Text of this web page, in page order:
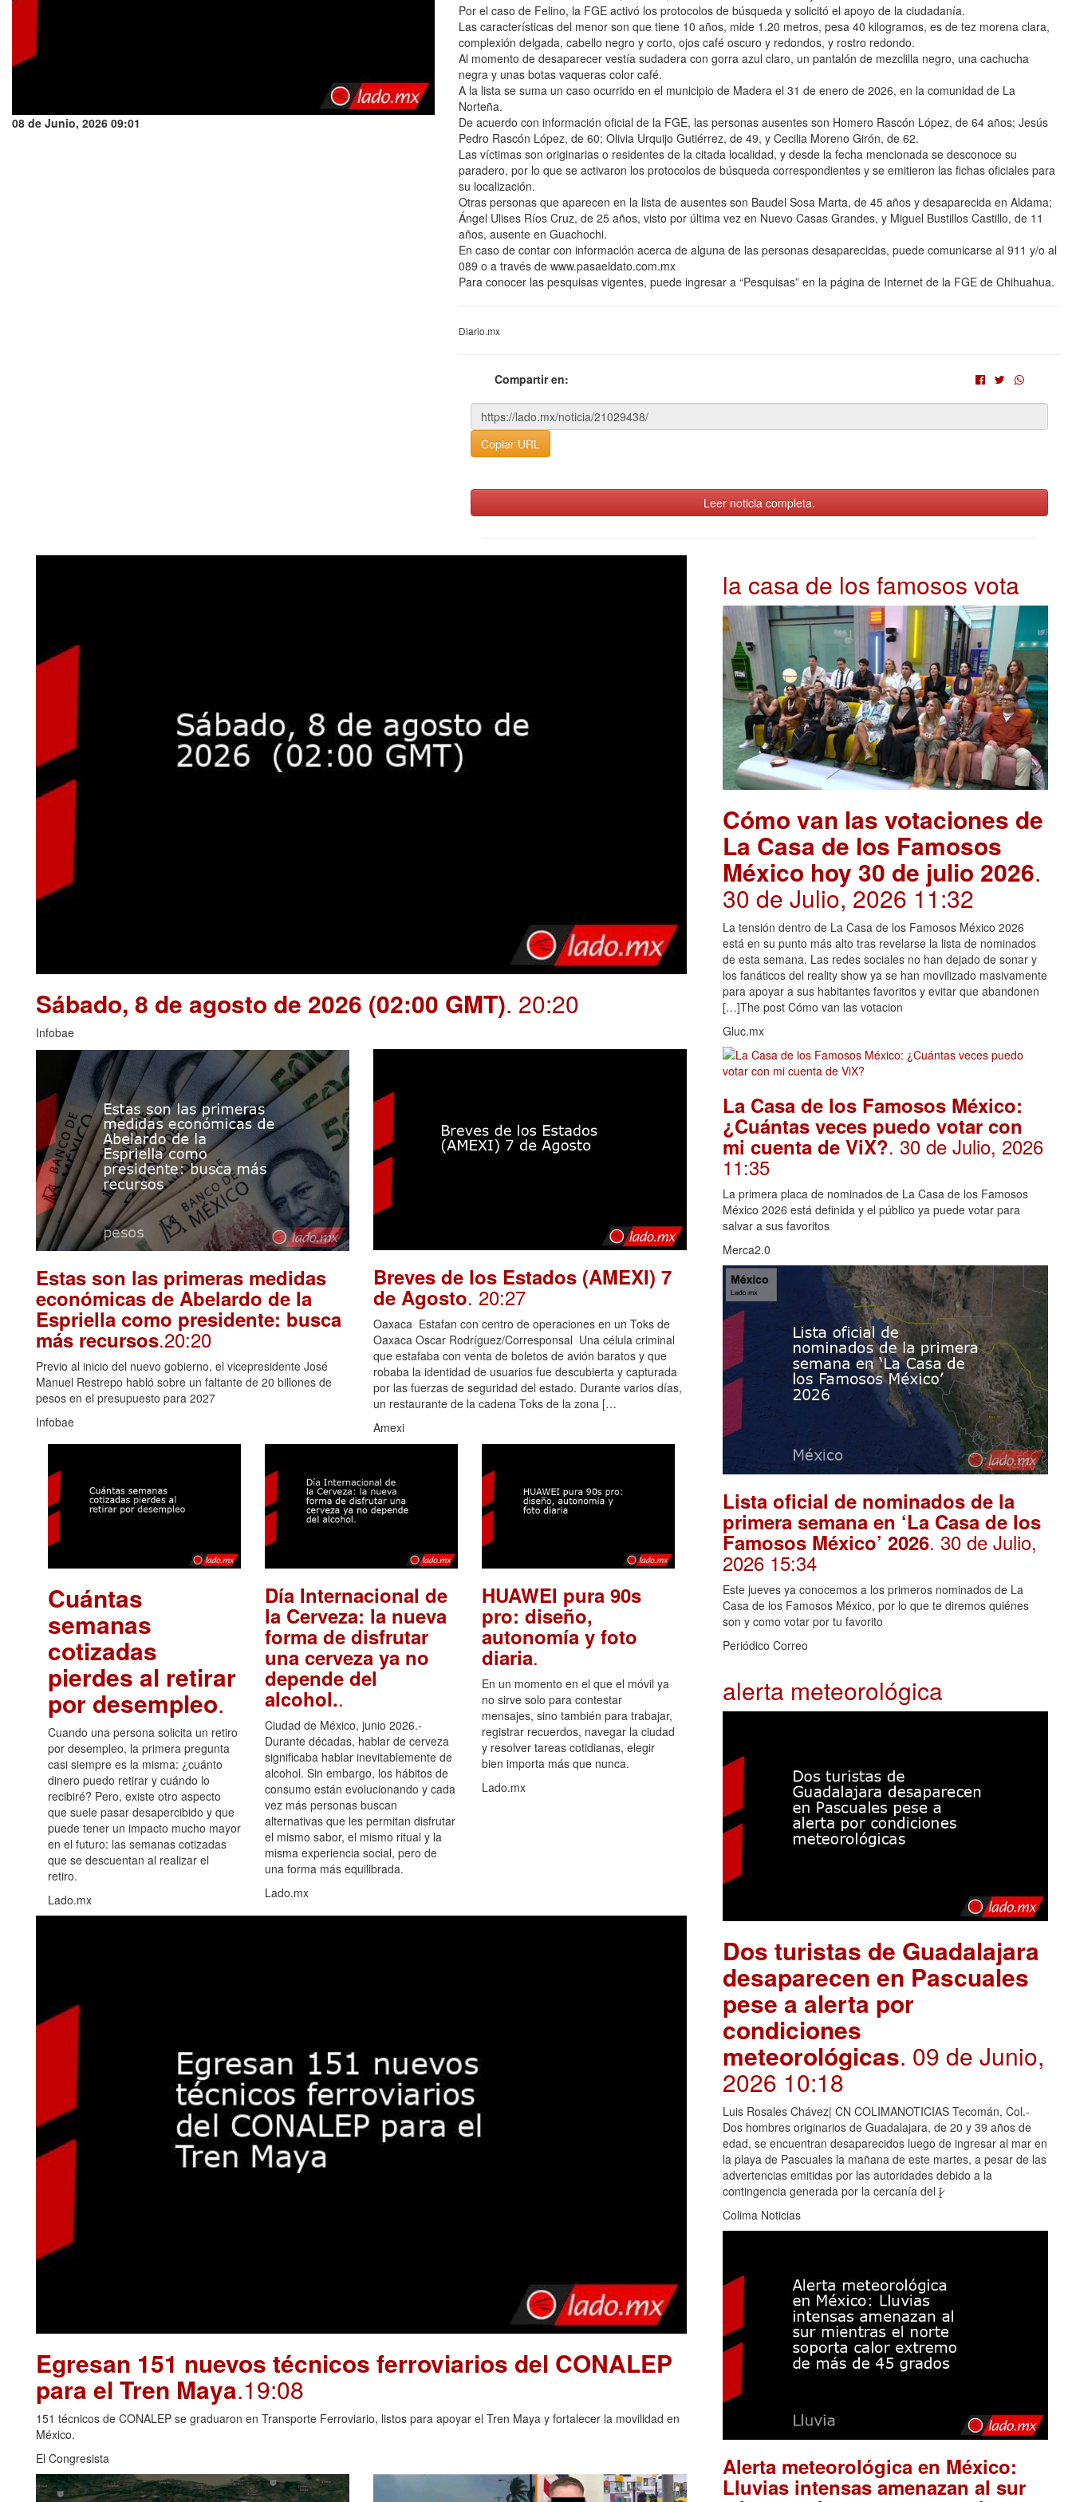
08 de Junio, 2026 09:01
Por el caso de Felino, la FGE activó los protocolos de búsqueda y solicitó el apoyo de la ciudadanía.
Las características del menor son que tiene 10 años, mide 1.20 metros, pesa 40 kilogramos, es de tez morena clara,
complexión delgada, cabello negro y corto, ojos café oscuro y redondos, y rostro redondo.
Al momento de desaparecer vestía sudadera con gorra azul claro, un pantalón de mezclilla negro, una cachucha
negra y unas botas vaqueras color café.
A la lista se suma un caso ocurrido en el municipio de Madera el 31 de enero de 2026, en la comunidad de La
Norteña.
De acuerdo con información oficial de la FGE, las personas ausentes son Homero Rascón López, de 64 años; Jesús
Pedro Rascón López, de 60; Olivia Urquijo Gutiérrez, de 49, y Cecilia Moreno Girón, de 62.
Las víctimas son originarias o residentes de la citada localidad, y desde la fecha mencionada se desconoce su
paradero, por lo que se activaron los protocolos de búsqueda correspondientes y se emitieron las fichas oficiales para
su localización.
Otras personas que aparecen en la lista de ausentes son Baudel Sosa Marta, de 45 años y desaparecida en Aldama;
Ángel Ulises Ríos Cruz, de 25 años, visto por última vez en Nuevo Casas Grandes, y Miguel Bustillos Castillo, de 11
años, ausente en Guachochi.
En caso de contar con información acerca de alguna de las personas desaparecidas, puede comunicarse al 911 y/o al
089 o a través de www.pasaeldato.com.mx
Para conocer las pesquisas vigentes, puede ingresar a “Pesquisas” en la página de Internet de la FGE de Chihuahua.
Diario.mx
Compartir en:
Copiar URL
Leer noticia completa.
Sábado, 8 de agosto de 2026 (02:00 GMT). 20:20
Infobae
Estas son las primeras medidas
económicas de Abelardo de la
Espriella como presidente: busca
más recursos.20:20
Previo al inicio del nuevo gobierno, el vicepresidente José
Manuel Restrepo habló sobre un faltante de 20 billones de
pesos en el presupuesto para 2027
Infobae
Breves de los Estados (AMEXI) 7
de Agosto. 20:27
Oaxaca Estafan con centro de operaciones en un Toks de
Oaxaca Oscar Rodríguez/Corresponsal Una célula criminal
que estafaba con venta de boletos de avión baratos y que
robaba la identidad de usuarios fue descubierta y capturada
por las fuerzas de seguridad del estado. Durante varios días,
un restaurante de la cadena Toks de la zona […
Amexi
Cuántas
semanas
cotizadas
pierdes al retirar
por desempleo.
Cuando una persona solicita un retiro
por desempleo, la primera pregunta
casi siempre es la misma: ¿cuánto
dinero puedo retirar y cuándo lo
recibiré? Pero, existe otro aspecto
que suele pasar desapercibido y que
puede tener un impacto mucho mayor
en el futuro: las semanas cotizadas
que se descuentan al realizar el
retiro.
Lado.mx
Día Internacional de
la Cerveza: la nueva
forma de disfrutar
una cerveza ya no
depende del
alcohol..
Ciudad de México, junio 2026.-
Durante décadas, hablar de cerveza
significaba hablar inevitablemente de
alcohol. Sin embargo, los hábitos de
consumo están evolucionando y cada
vez más personas buscan
alternativas que les permitan disfrutar
el mismo sabor, el mismo ritual y la
misma experiencia social, pero de
una forma más equilibrada.
Lado.mx
HUAWEI pura 90s
pro: diseño,
autonomía y foto
diaria.
En un momento en el que el móvil ya
no sirve solo para contestar
mensajes, sino también para trabajar,
registrar recuerdos, navegar la ciudad
y resolver tareas cotidianas, elegir
bien importa más que nunca.
Lado.mx
Egresan 151 nuevos técnicos ferroviarios del CONALEP
para el Tren Maya.19:08
151 técnicos de CONALEP se graduaron en Transporte Ferroviario, listos para apoyar el Tren Maya y fortalecer la movilidad en
México.
El Congresista
la casa de los famosos vota
Cómo van las votaciones de
La Casa de los Famosos
México hoy 30 de julio 2026.
30 de Julio, 2026 11:32
La tensión dentro de La Casa de los Famosos México 2026
está en su punto más alto tras revelarse la lista de nominados
de esta semana. Las redes sociales no han dejado de sonar y
los fanáticos del reality show ya se han movilizado masivamente
para apoyar a sus habitantes favoritos y evitar que abandonen
[…]The post Cómo van las votacion
Gluc.mx
La Casa de los Famosos México:
¿Cuántas veces puedo votar con
mi cuenta de ViX?. 30 de Julio, 2026
11:35
La primera placa de nominados de La Casa de los Famosos
México 2026 está definida y el público ya puede votar para
salvar a sus favoritos
Merca2.0
Lista oficial de nominados de la
primera semana en ‘La Casa de los
Famosos México’ 2026. 30 de Julio,
2026 15:34
Este jueves ya conocemos a los primeros nominados de La
Casa de los Famosos México, por lo que te diremos quiénes
son y como votar por tu favorito
Periódico Correo
alerta meteorológica
Dos turistas de Guadalajara
desaparecen en Pascuales
pese a alerta por
condiciones
meteorológicas. 09 de Junio,
2026 10:18
Luis Rosales Chávez| CN COLIMANOTICIAS Tecomán, Col.-
Dos hombres originarios de Guadalajara, de 20 y 39 años de
edad, se encuentran desaparecidos luego de ingresar al mar en
la playa de Pascuales la mañana de este martes, a pesar de las
advertencias emitidas por las autoridades debido a la
contingencia generada por la cercanía del [̷
Colima Noticias
Alerta meteorológica en México:
Lluvias intensas amenazan al sur